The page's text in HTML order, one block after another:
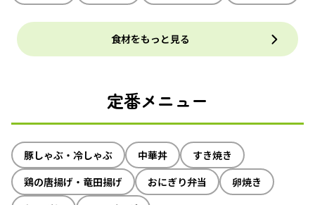
食材をもっと見る
定番メニュー
豚しゃぶ・冷しゃぶ 中華丼
すき焼き
鶏の唐揚げ・竜田揚げ
おにぎり弁当
卵焼き